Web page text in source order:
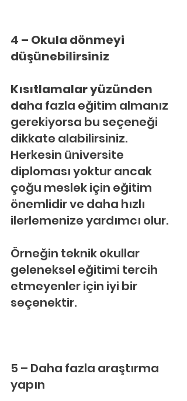
4 – Okula dönmeyi
düşünebilirsiniz
Kısıtlamalar yüzünden
daha fazla eğitim almanız
gerekiyorsa bu seçeneği
dikkate alabilirsiniz.
Herkesin üniversite
diploması yoktur ancak
çoğu meslek için eğitim
önemlidir ve daha hızlı
ilerlemenize yardımcı olur.
Örneğin teknik okullar
geleneksel eğitimi tercih
etmeyenler için iyi bir
seçenektir.
5 – Daha fazla araştırma
yapın